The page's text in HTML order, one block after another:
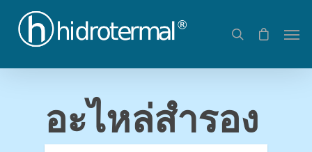
อะไหล่สำรอง